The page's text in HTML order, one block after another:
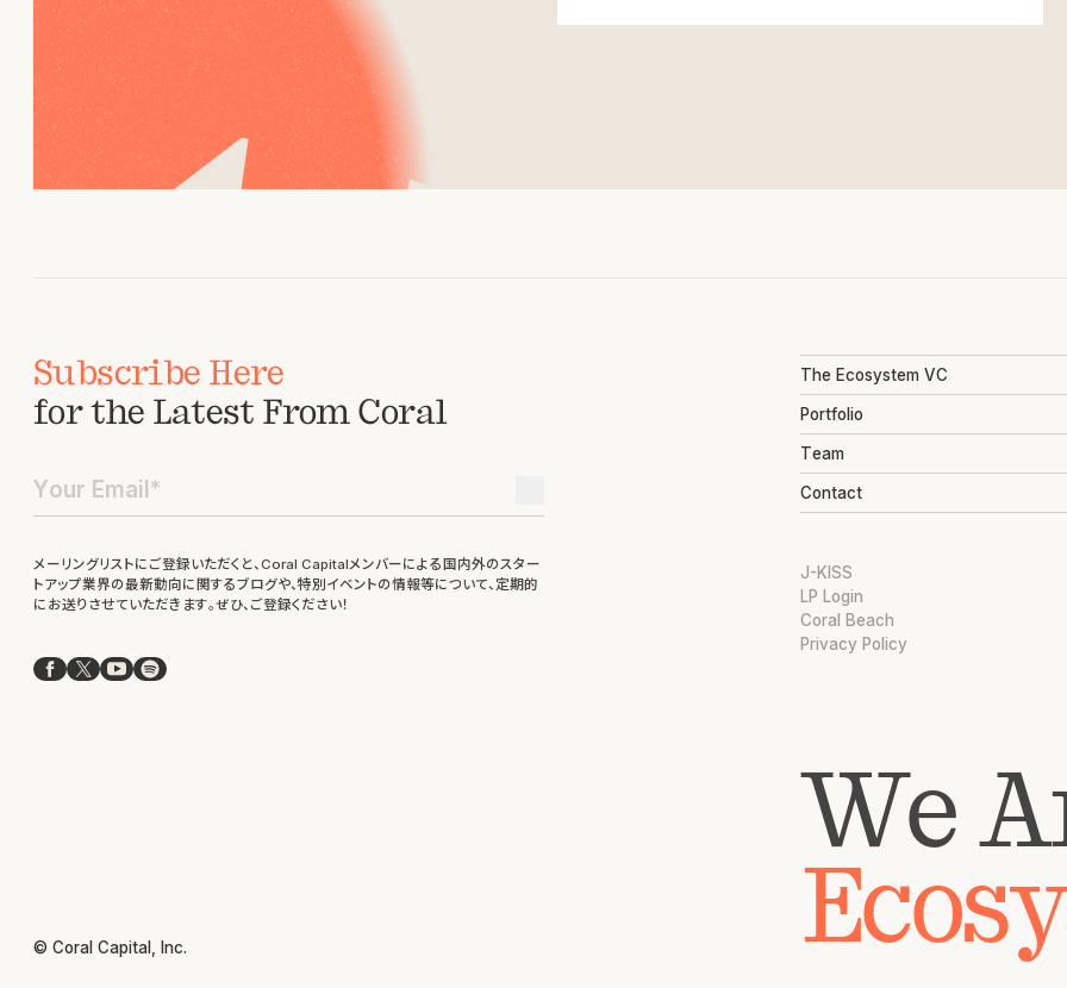
Subscribe Here
for the Latest From Coral
メーリングリストにご登録いただくと、Coral Capitalメンバーによる国内外のスター
トアップ業界の最新動向に関するブログや、特別イベントの情報等について、定期的
にお送りさせていただきます。ぜひ、ご登録ください！
Facebook
X YouTube
Spotify
The Ecosystem VC
Portfolio
Team
Contact
J-KISS
LP Login
Coral Beach
Privacy Policy
We
© Coral Capital, Inc.